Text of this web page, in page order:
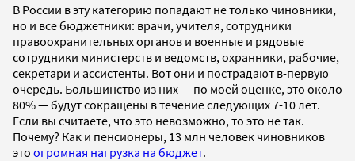
В России в эту категорию попадают не только чиновники,
но и все бюджетники: врачи, учителя, сотрудники
правоохранительных органов и военные и рядовые
сотрудники министерств и ведомств, охранники, рабочие,
секретари и ассистенты. Вот они и пострадают в-первую
очередь. Большинство из них — по моей оценке, это около
80% — будут сокращены в течение следующих 7-10 лет.
Если вы считаете, что это невозможно, то это не так.
Почему? Как и пенсионеры, 13 млн человек чиновников
это огромная нагрузка на бюджет.